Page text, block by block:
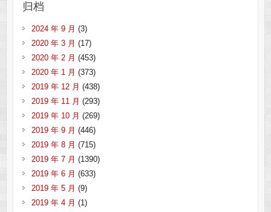
归档
2024 年 9 月 (3)
2020 年 3 月 (17)
2020 年 2 月 (453)
2020 年 1 月 (373)
2019 年 12 月 (438)
2019 年 11 月 (293)
2019 年 10 月 (269)
2019 年 9 月 (446)
2019 年 8 月 (715)
2019 年 7 月 (1390)
2019 年 6 月 (633)
2019 年 5 月 (9)
2019 年 4 月 (1)